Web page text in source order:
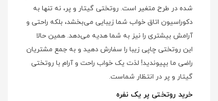
شده در طرح متغیر است. روتختی گیتار و پر، نه تنها به
دکوراسیون اتاق خواب شما زیبایی می‌بخشد، بلکه راحتی و
آرامش بیشتری را نیز به شما هدیه می‌دهد. همین حالا
این روتختی چاپی زیبا را سفارش دهید و به جمع مشتریان
راضی ما بپیوندید! لذت یک خواب راحت و آرام با روتختی
گیتار و پر در انتظار شماست.
خرید روتختی پر یک نفره